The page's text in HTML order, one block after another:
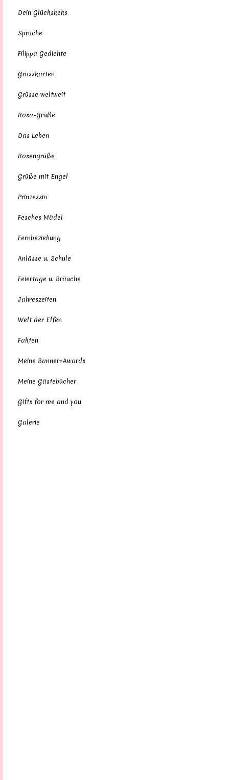
Dein Glückskeks
Sprüche
Filippa Gedichte
Grusskarten
Grüsse weltweit
Rosa-Grüße
Das Leben
Rosengrüße
Grüße mit Engel
Prinzessin
Fesches Mädel
Fernbeziehung
Anlässe u. Schule
Feiertage u. Bräuche
Jahreszeiten
Welt der Elfen
Fakten
Meine Banner+Awards
Meine Gästebücher
Gifts for me and you
Galerie